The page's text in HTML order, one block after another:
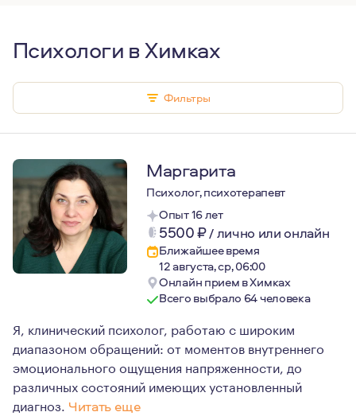
Психологи в Химках
Фильтры
Маргарита
Психолог, психотерапевт
Опыт 16 лет
5500₽/лично или онлайн
Ближайшее время
12 августа, ср, 06:00
Онлайн прием в Химках
Всего выбрало 64 человека
Я, клинический психолог, работаю с широким
диапазоном обращений: от моментов внутреннего
эмоционального ощущения напряженности, до
различных состояний имеющих установленный
диагноз. Читать еще